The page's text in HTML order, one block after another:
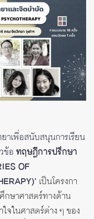
าเพื่อสนับสนุนการเรียน
ข้อ ทฤษฎีการปรึกษา
OF
เป็นโครงกา
กษาศาสตร์ทางด้าน
จในศาสตร์ต่าง ๆ ของ